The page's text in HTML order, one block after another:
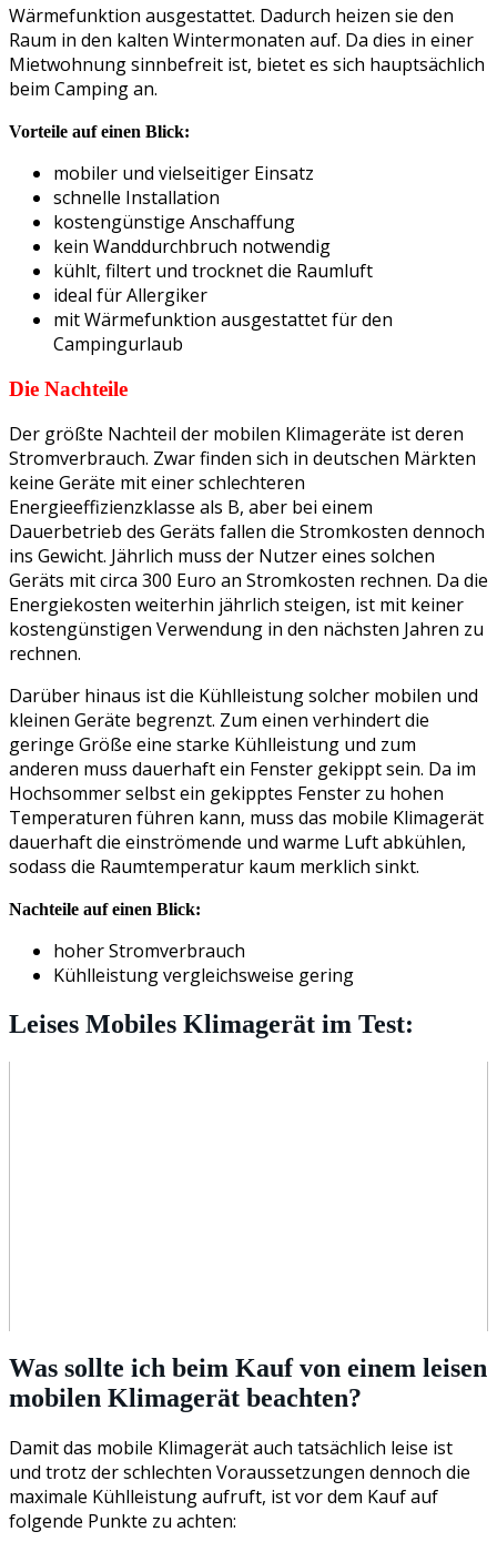
Wärmefunktion ausgestattet. Dadurch heizen sie den
Raum in den kalten Wintermonaten auf. Da dies in einer
Mietwohnung sinnbefreit ist, bietet es sich hauptsächlich
beim Camping an.
Vorteile auf einen Blick:
mobiler und vielseitiger Einsatz
schnelle Installation
kostengünstige Anschaffung
kein Wanddurchbruch notwendig
kühlt, filtert und trocknet die Raumluft
ideal für Allergiker
mit Wärmefunktion ausgestattet für den
Campingurlaub
Die Nachteile
Der größte Nachteil der mobilen Klimageräte ist deren
Stromverbrauch. Zwar finden sich in deutschen Märkten
keine Geräte mit einer schlechteren
Energieeffizienzklasse als B, aber bei einem
Dauerbetrieb des Geräts fallen die Stromkosten dennoch
ins Gewicht. Jährlich muss der Nutzer eines solchen
Geräts mit circa 300 Euro an Stromkosten rechnen. Da die
Energiekosten weiterhin jährlich steigen, ist mit keiner
kostengünstigen Verwendung in den nächsten Jahren zu
rechnen.
Darüber hinaus ist die Kühlleistung solcher mobilen und
kleinen Geräte begrenzt. Zum einen verhindert die
geringe Größe eine starke Kühlleistung und zum
anderen muss dauerhaft ein Fenster gekippt sein. Da im
Hochsommer selbst ein gekipptes Fenster zu hohen
Temperaturen führen kann, muss das mobile Klimagerät
dauerhaft die einströmende und warme Luft abkühlen,
sodass die Raumtemperatur kaum merklich sinkt.
Nachteile auf einen Blick:
hoher Stromverbrauch
Kühlleistung vergleichsweise gering
Leises Mobiles Klimagerät im Test:
Was sollte ich beim Kauf von einem leisen
mobilen Klimagerät beachten?
Damit das mobile Klimagerät auch tatsächlich leise ist
und trotz der schlechten Voraussetzungen dennoch die
maximale Kühlleistung aufruft, ist vor dem Kauf auf
folgende Punkte zu achten: